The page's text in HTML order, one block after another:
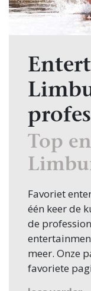
Top
Favoriet
één keer de
de
meer. Onze
favoriete
en elke keer